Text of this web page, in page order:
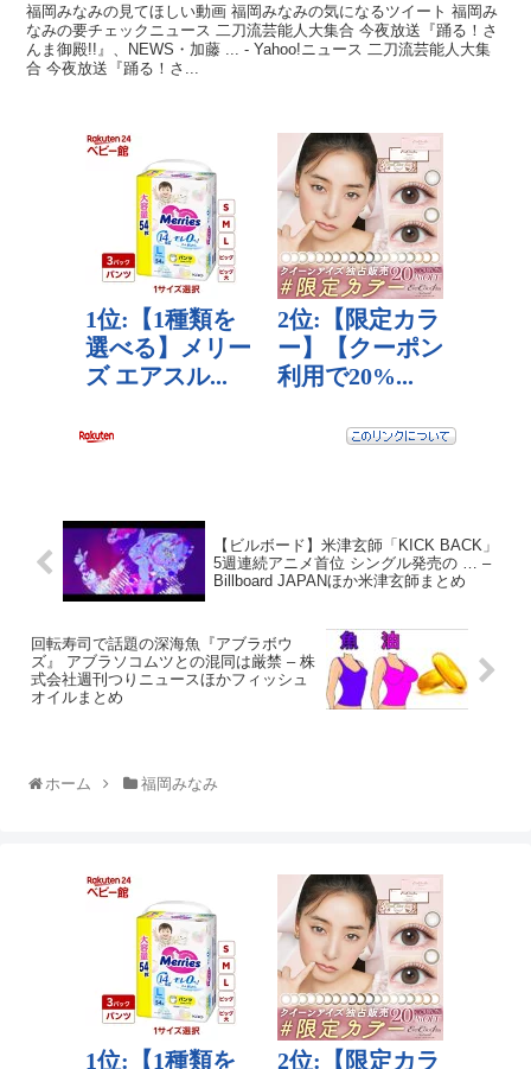
福岡みなみの見てほしい動画 福岡みなみの気になるツイート 福岡み
なみの要チェックニュース 二刀流芸能人大集合 今夜放送『踊る！さ
んま御殿!!』、NEWS・加藤 ... - Yahoo!ニュース 二刀流芸能人大集
合 今夜放送『踊る！さ...
【ビルボード】米津玄師「KICK BACK」
5週連続アニメ首位 シングル発売の … –
Billboard JAPANほか米津玄師まとめ
回転寿司で話題の深海魚『アブラボウ
ズ』 アブラソコムツとの混同は厳禁 – 株
式会社週刊つりニュースほかフィッシュ
オイルまとめ
ホーム 福岡みなみ